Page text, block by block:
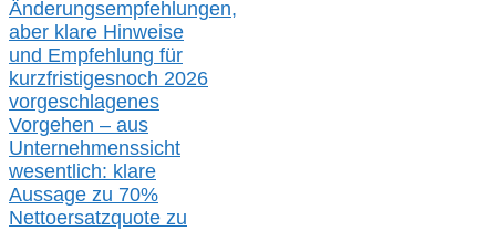
Änderungsempfehlungen,
aber klare Hinweise
und Empfehlung für
kurzfristigesnoch 2026
vorgeschlagenes
Vorgehen – aus
Unternehmenssicht
wesentlich: klare
Aussage zu 70%
Nettoersatzquote zu